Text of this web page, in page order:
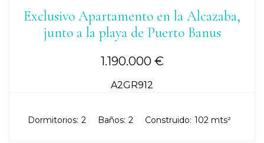
1.190.000 €
A2GR912
Exclusivo Apartamento en la Alcazaba,
junto a la playa de Puerto Banus
Dormitorios: 2 Baños: 2 Construido: 102 mts²